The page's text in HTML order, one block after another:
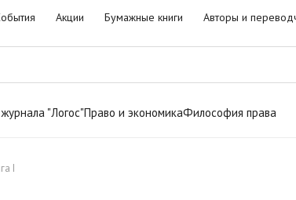
Акции Бумажные книги Авторы и
"Логос"Право и экономикаФилософия права
I